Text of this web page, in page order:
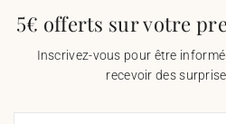
5€ offerts sur votre
Inscrivez-vous pour être
recevoir des